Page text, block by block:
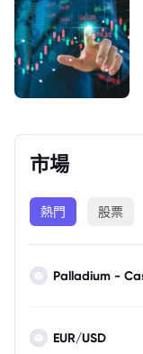
市場
熱門 股票
Palladium -
EUR/USD